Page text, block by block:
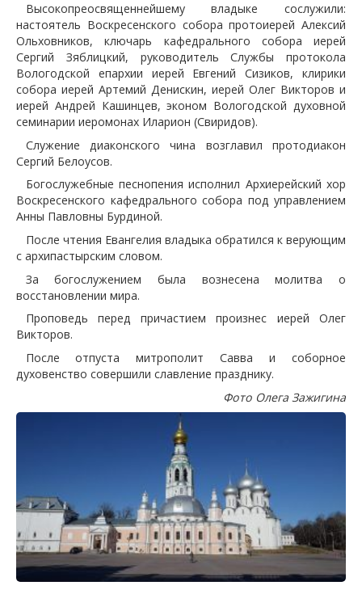
Высокопреосвященнейшему владыке сослужили:
настоятель Воскресенского собора протоиерей Алексий
Ольховников, ключарь кафедрального собора иерей
Сергий Зяблицкий, руководитель Службы протокола
Вологодской епархии иерей Евгений Сизиков, клирики
собора иерей Артемий Денискин, иерей Олег Викторов и
иерей Андрей Кашинцев, эконом Вологодской духовной
семинарии иеромонах Иларион (Свиридов).
Служение диаконского чина возглавил протодиакон
Сергий Белоусов.
Богослужебные песнопения исполнил Архиерейский хор
Воскресенского кафедрального собора под управлением
Анны Павловны Бурдиной.
После чтения Евангелия владыка обратился к верующим
с архипастырским словом.
За богослужением была вознесена молитва о
восстановлении мира.
Проповедь перед причастием произнес иерей Олег
Викторов.
После отпуста митрополит Савва и соборное
духовенство совершили славление празднику.
Фото Олега Зажигина